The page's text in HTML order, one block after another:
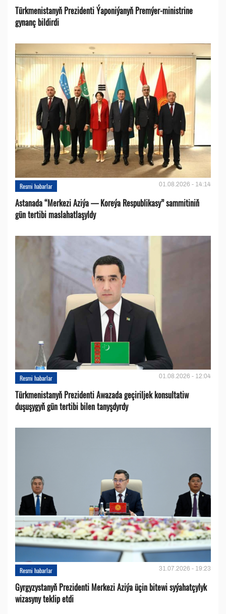
Türkmenistanyň Prezidenti Ýaponiýanyň Premýer-ministrine
gynanç bildirdi
Resmi habarlar 01.08.2026 - 14:14
Astanada “Merkezi Aziýa — Koreýa Respublikasy” sammitiniň
gün tertibi maslahatlaşyldy
Resmi habarlar 01.08.2026 - 12:04
Türkmenistanyň Prezidenti Awazada geçiriljek konsultatiw
duşuşygyň gün tertibi bilen tanyşdyrdy
Resmi habarlar 31.07.2026 - 19:23
Gyrgyzystanyň Prezidenti Merkezi Aziýa üçin bitewi syýahatçylyk
wizasyny teklip etdi